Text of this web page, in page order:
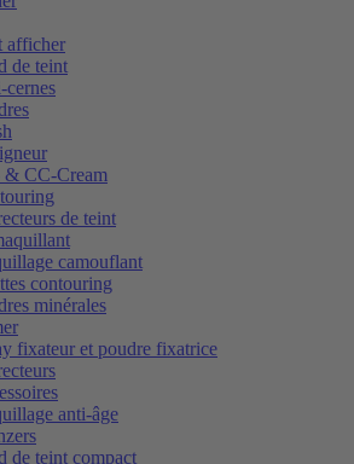
afficher
de teint
cernes
CC-Cream
de teint
camouflant
contouring
minérales
fixateur et poudre fixatrice
anti-âge
de teint compact